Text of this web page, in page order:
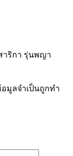
าริกา รุ่นพญา
มูลจำเป็นถูกทำ